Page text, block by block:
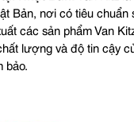
Bản, nơi có tiêu chuẩn
các sản phẩm Van
lượng và độ tin cậy
bảo.